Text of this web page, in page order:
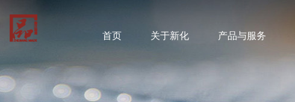
首页 关于新化 产品与服务